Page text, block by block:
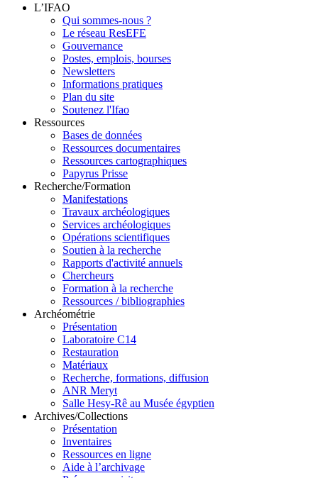
L’IFAO
Qui sommes-nous ?
Le réseau ResEFE
Gouvernance
Postes, emplois, bourses
Newsletters
Informations pratiques
Plan du site
Soutenez l'Ifao
Ressources
Bases de données
Ressources documentaires
Ressources cartographiques
Papyrus Prisse
Recherche/Formation
Manifestations
Travaux archéologiques
Services archéologiques
Opérations scientifiques
Soutien à la recherche
Rapports d'activité annuels
Chercheurs
Formation à la recherche
Ressources / bibliographies
Archéométrie
Présentation
Laboratoire C14
Restauration
Matériaux
Recherche, formations, diffusion
ANR Meryt
Salle Hesy-Rê au Musée égyptien
Archives/Collections
Présentation
Inventaires
Ressources en ligne
Aide à l’archivage